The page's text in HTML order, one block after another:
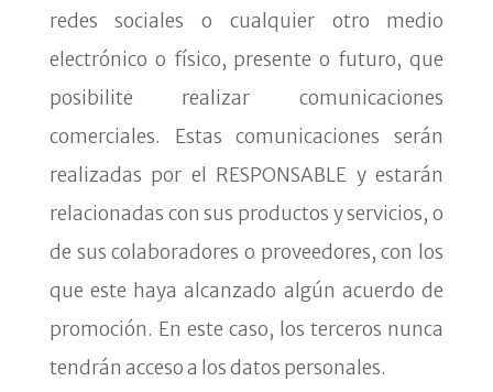
redes sociales o cualquier otro medio
electrónico o físico, presente o futuro, que
posibilite realizar comunicaciones
comerciales. Estas comunicaciones serán
realizadas por el RESPONSABLE y estarán
relacionadas con sus productos y servicios, o
de sus colaboradores o proveedores, con los
que este haya alcanzado algún acuerdo de
promoción. En este caso, los terceros nunca
tendrán acceso a los datos personales.